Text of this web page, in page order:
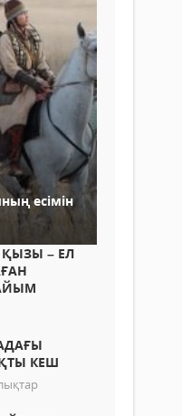
есімін
– ЕЛ
КЕШ